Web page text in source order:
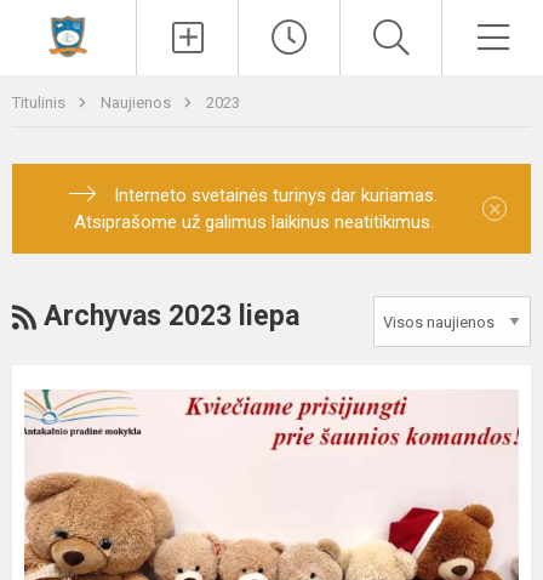
Titulinis Naujienos 2023
Interneto svetainės turinys dar kuriamas.
Atsiprašome už galimus laikinus neatitikimus.
×
RSS
Archyvas 2023 liepa
Ieškome
direktoriaus
os)
ugdymui